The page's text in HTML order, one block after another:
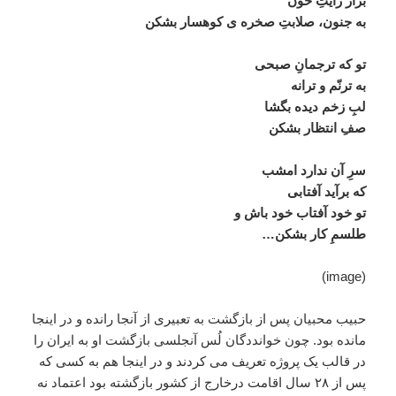
به جنون، صلابتِ صخره ی کوهسار بشکن
تو که ترجمانِ صبحی
به ترنّم و ترانه
لبِ زخم دیده بگشا
صفِ انتظار بشکن
سرِ آن ندارد امشب
که برآید آفتابی
تو خود آفتاب خود باش و
طلسمِ کار بشکن…
(image)
حبیب محبیان پس از بازگشت به تعبیری از آنجا رانده و در اینجا
مانده بود. چون خوانددگان لُس آنجلسی بازگشت او به ایران را
در قالب یک پروژه تعریف می کردند و در اینجا هم به کسی که
پس از ۲۸ سال اقامت درخارج از کشور بازگشته بود اعتماد نه